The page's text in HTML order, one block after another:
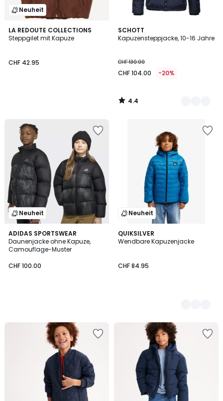
Neuheit
LA REDOUTE COLLECTIONS
Steppgilet mit Kapuze
42.95.
CHF 42.95
SCHOTT
Kapuzensteppjacke, 10-16 Jahre
CHF 130.00
CHF 104.00 -20%
4.4
/ 5
2
Farben
4.4
/
Neuheit
ADIDAS SPORTSWEAR
Daunenjacke ohne Kapuze,
Camouflage-Muster
CHF 100.00
Neuheit
QUIKSILVER
Wendbare Kapuzenjacke
CHF 84.95
2
Farben